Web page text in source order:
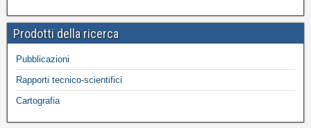
Prodotti della ricerca
Pubblicazioni
Rapporti tecnico-scientifici
Cartografia